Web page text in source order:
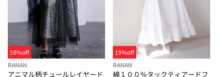
58%off
RANAN
アニマル柄チュールレイヤード
19%off
RANAN
綿１００％タックティアードフ